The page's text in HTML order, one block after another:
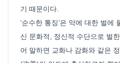
기 때문이다.
‘순수한 통징’은 악에 대한 벌에
신 문화적, 정신적 수단으로 벌
어 말하면 교화나 감화와 같은